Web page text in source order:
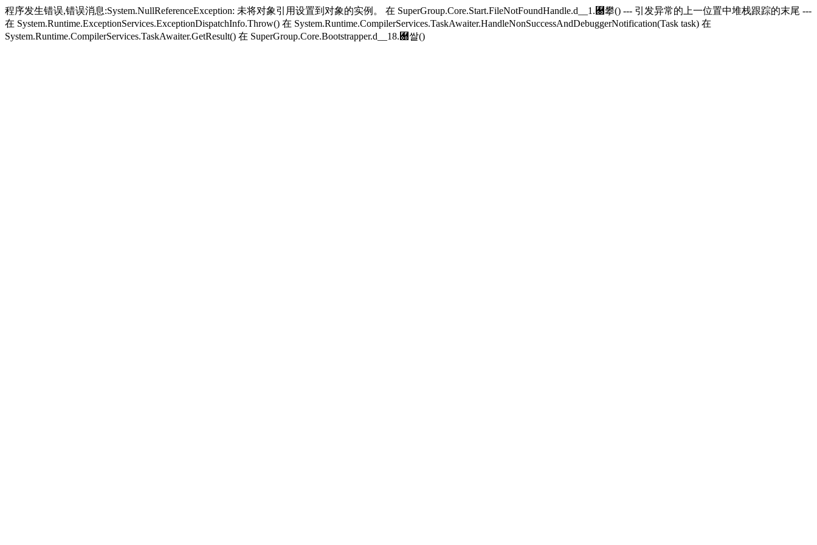
程序发生错误,错误消息:System.NullReferenceException: 未将对象引用设置到对象的实例。 在 SuperGroup.Core.Start.FileNotFoundHandle.d__1.＀攀() --- 引发异常的上一位置中堆栈跟踪的末尾 ---
在 System.Runtime.ExceptionServices.ExceptionDispatchInfo.Throw() 在 System.Runtime.CompilerServices.TaskAwaiter.HandleNonSuccessAndDebuggerNotification(Task task) 在
System.Runtime.CompilerServices.TaskAwaiter.GetResult() 在 SuperGroup.Core.Bootstrapper.d__18.＀쌀()